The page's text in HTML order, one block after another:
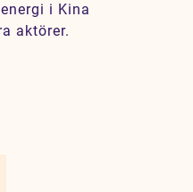
i Kina
aktörer.